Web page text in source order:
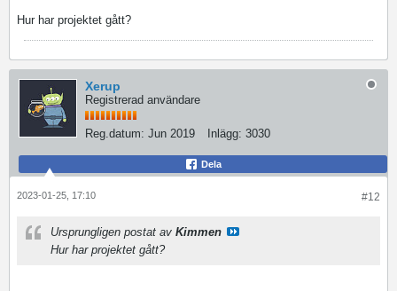
Hur har projektet gått?
Xerup
Registrerad användare
Reg.datum: Jun 2019 Inlägg: 3030
Dela
#12
2023-01-25, 17:10
Ursprungligen postat av Kimmen
Hur har projektet gått?